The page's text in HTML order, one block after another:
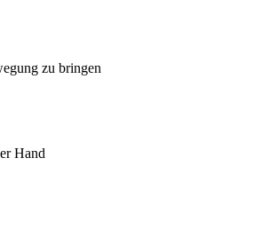
zu bringen
Hand